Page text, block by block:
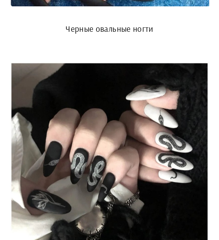
Черные овальные ногти